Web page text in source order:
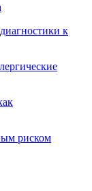
к
риском